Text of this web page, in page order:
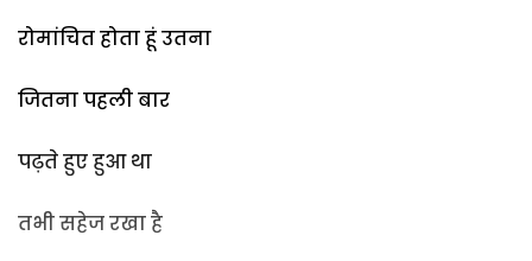
रोमांचित होता हूं उतना
जितना पहली बार
पढ़ते हुए हुआ था
तभी सहेज रखा है